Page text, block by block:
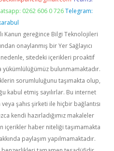
0262 606 0 726 Telegram:
Kanun gereğince Bilgi Teknolojileri
onaylanmış bir Yer Sağlayıcı
sitedeki içerikleri proaktif
bulunmamaktadır.
sorumluluğunu taşımakta olup,
kabul etmiş sayılırlar. Bu internet
şahıs şirketi ile hiçbir bağlantısı
kendi hazırladığımız makaleler
içerikler haber niteliği taşımamakta
paylaşım yapılmamaktadır.